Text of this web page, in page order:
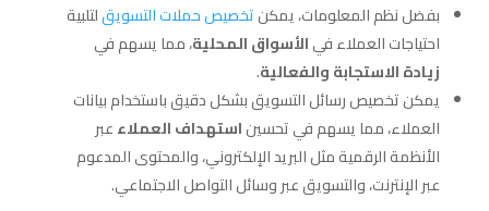
بفضل نظم المعلومات، يمكنتخصيص حملات التسويقلتلبية
احتياجات العملاء فيالأسواق المحلية، مما يسهم في
زيادة الاستجابة والفعالية.
يمكن تخصيص رسائل التسويق بشكل دقيق باستخدام بيانات
العملاء، مما يسهم في تحسيناستهداف العملاءعبر
الأنظمة الرقمية مثل البريد الإلكتروني، والمحتوى المدعوم
عبر الإنترنت، والتسويق عبر وسائل التواصل الاجتماعي.